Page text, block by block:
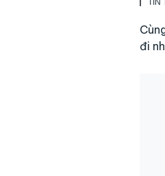
đi